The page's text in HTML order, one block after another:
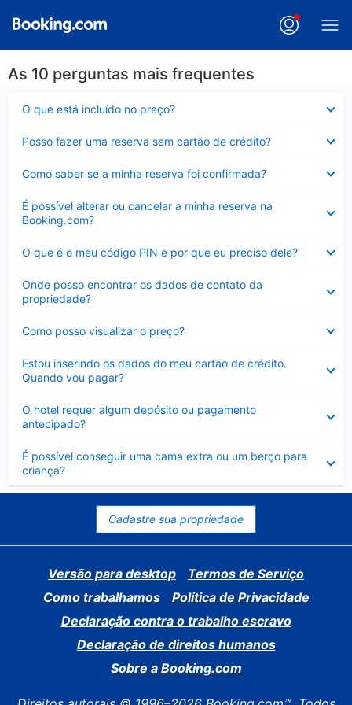
As 10 perguntas mais frequentes
O que está incluído no preço?
Posso fazer uma reserva sem cartão de crédito?
Como saber se a minha reserva foi confirmada?
É possível alterar ou cancelar a minha reserva na
Booking.com?
Contraído
O que é o meu código PIN e por que eu preciso dele?
Onde posso encontrar os dados de contato da
propriedade?
Como posso visualizar o preço?
Estou inserindo os dados do meu cartão de crédito.
Quando vou pagar?
O hotel requer algum depósito ou pagamento
antecipado?
É possível conseguir uma cama extra ou um berço para
criança?
Contraído
Cadastre sua propriedade
Versão para desktop
Termos de Serviço
Como trabalhamos
Política de Privacidade
Declaração contra o trabalho escravo
Declaração de direitos humanos
Sobre a Booking.com